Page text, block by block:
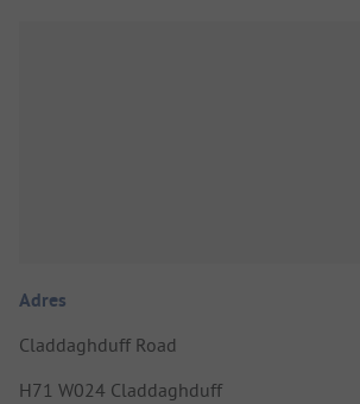
Adres
Claddaghduff Road
H71 W024 Claddaghduff